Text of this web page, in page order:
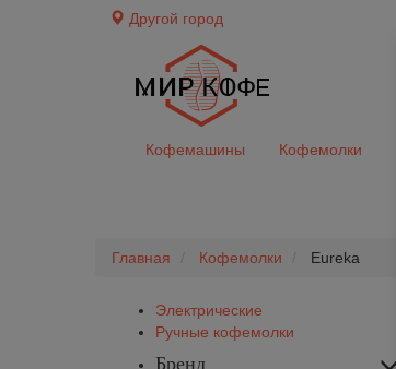
Другой город
Кофемашины Кофемолки
Главная Кофемолки Eureka
Электрические
Ручные кофемолки
Бренд